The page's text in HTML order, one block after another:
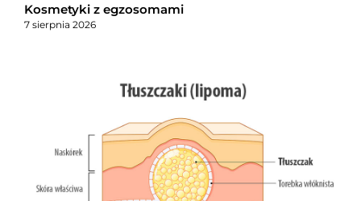
Kosmetyki z egzosomami
7 sierpnia 2026